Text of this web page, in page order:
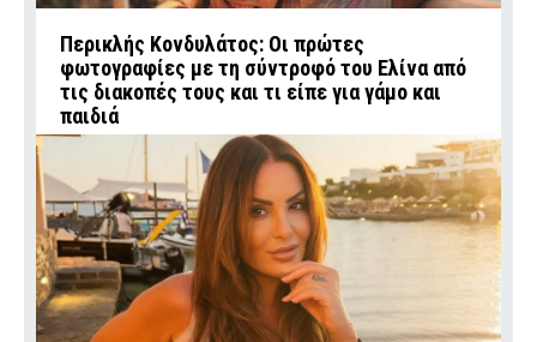
Περικλής Κονδυλάτος: Οι πρώτες
φωτογραφίες με τη σύντροφό του Ελίνα από
τις διακοπές τους και τι είπε για γάμο και
παιδιά